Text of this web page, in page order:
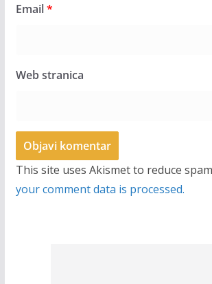
Email*
Web stranica
This site uses Akismet to reduce
your comment data is processed.